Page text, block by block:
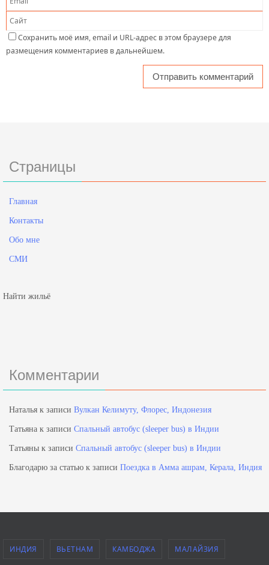
Сохранить моё имя, email и URL-адрес в этом браузере для
размещения комментариев в дальнейшем.
Страницы
Главная
Контакты
Обо мне
СМИ
Найти жильё
Комментарии
Наталья к записи Вулкан Келимуту, Флорес, Индонезия
Татьяна к записи Спальный автобус (sleeper bus) в Индии
Татьяны к записи Спальный автобус (sleeper bus) в Индии
Благодарю за статью к записи Поездка в Амма ашрам, Керала, Индия
ИНДИЯ ВЬЕТНАМ КАМБОДЖА МАЛАЙЗИЯ